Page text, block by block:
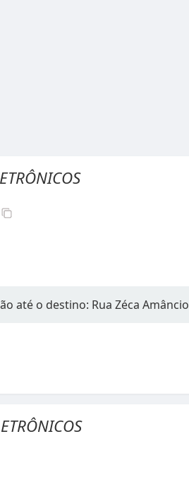
até o destino: Rua Zéca Amâncio